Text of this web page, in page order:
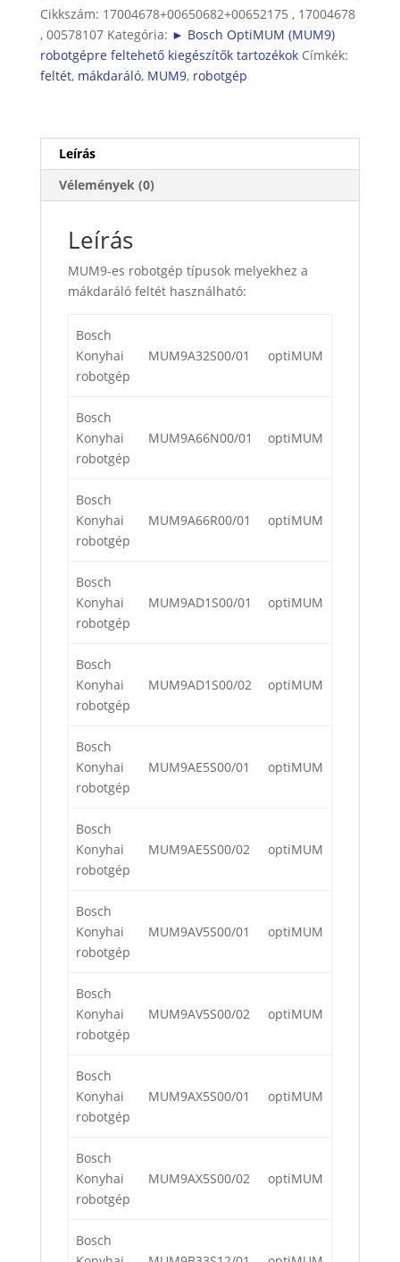
robotgéphez
(OptiMUM)
mennyiség
Cikkszám: 17004678+00650682+00652175 , 17004678
, 00578107 Kategória: ► Bosch OptiMUM (MUM9)
robotgépre feltehető kiegészítők tartozékok Címkék:
feltét, mákdaráló, MUM9, robotgép
Leírás
Vélemények (0)
Leírás
MUM9-es robotgép típusok melyekhez a
mákdaráló feltét használható:
Bosch
Konyhai
robotgép
MUM9A32S00/01 optiMUM
Bosch
Konyhai
robotgép
MUM9A66N00/01 optiMUM
Bosch
Konyhai
robotgép
MUM9A66R00/01 optiMUM
Bosch
Konyhai
robotgép
MUM9AD1S00/01 optiMUM
Bosch
Konyhai
robotgép
MUM9AD1S00/02 optiMUM
Bosch
Konyhai
robotgép
MUM9AE5S00/01 optiMUM
Bosch
Konyhai
robotgép
MUM9AE5S00/02 optiMUM
Bosch
Konyhai
robotgép
MUM9AV5S00/01 optiMUM
Bosch
Konyhai
robotgép
MUM9AV5S00/02 optiMUM
Bosch
Konyhai
robotgép
MUM9AX5S00/01 optiMUM
Bosch
Konyhai
robotgép
MUM9AX5S00/02 optiMUM
Bosch